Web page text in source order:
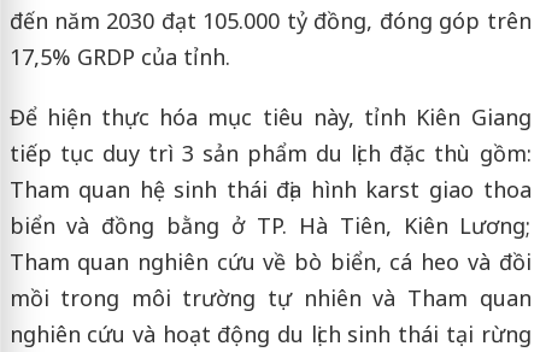
đến năm 2030 đạt 105.000 tỷ đồng, đóng góp trên
17,5% GRDP của tỉnh.
Để hiện thực hóa mục tiêu này, tỉnh Kiên Giang
tiếp tục duy trì 3 sản phẩm du lịch đặc thù gồm:
Tham quan hệ sinh thái địa hình karst giao thoa
biển và đồng bằng ở TP. Hà Tiên, Kiên Lương;
Tham quan nghiên cứu về bò biển, cá heo và đồi
mồi trong môi trường tự nhiên và Tham quan
nghiên cứu và hoạt động du lịch sinh thái tại rừng